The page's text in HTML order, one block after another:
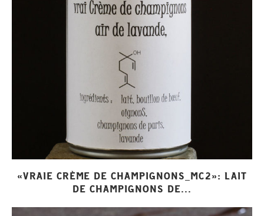
«VRAIE CRÈME DE CHAMPIGNONS_MC2»: LAIT
DE CHAMPIGNONS DE...